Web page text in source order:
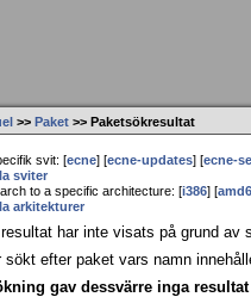
>>Paket >> Paketsökresultat
svit: [ecne] [ecne-updates] [ecne-
sviter
to a specific architecture: [i386] [
arkitekturer
har inte visats på grund av
sökt efter paket vars namn
gav dessvärre inga resultat